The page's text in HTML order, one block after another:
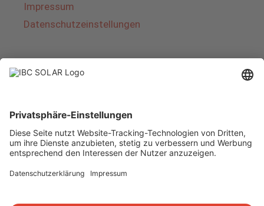
Impressum
Datenschutzeinstellungen
Über IBC SOLAR
von Energielösungen und Dienstleistungen im
Bereich Photovoltaik und Speicher. Das
Unternehmen bietet Komplettsysteme an und
deckt das gesamte Spektrum von der Planung
bis zur schlüsselfertigen Übergabe von
Energielösungen für Eigenheime, Gewerbe und